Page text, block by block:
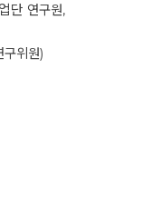
단 연구원,
위원)